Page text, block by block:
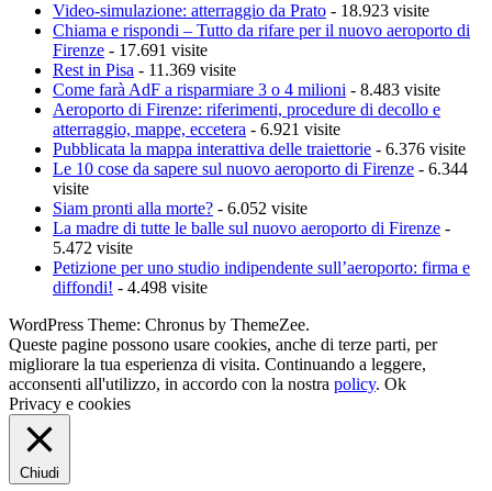
Video-simulazione: atterraggio da Prato - 18.923 visite
Chiama e rispondi – Tutto da rifare per il nuovo aeroporto di
Firenze - 17.691 visite
Rest in Pisa - 11.369 visite
Come farà AdF a risparmiare 3 o 4 milioni - 8.483 visite
Aeroporto di Firenze: riferimenti, procedure di decollo e
atterraggio, mappe, eccetera - 6.921 visite
Pubblicata la mappa interattiva delle traiettorie - 6.376 visite
Le 10 cose da sapere sul nuovo aeroporto di Firenze - 6.344
visite
Siam pronti alla morte? - 6.052 visite
La madre di tutte le balle sul nuovo aeroporto di Firenze -
5.472 visite
Petizione per uno studio indipendente sull’aeroporto: firma e
diffondi! - 4.498 visite
WordPress Theme: Chronus by ThemeZee.
Queste pagine possono usare cookies, anche di terze parti, per
migliorare la tua esperienza di visita. Continuando a leggere,
acconsenti all'utilizzo, in accordo con la nostra policy. Ok
Privacy e cookies
Chiudi